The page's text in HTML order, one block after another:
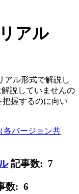
アル
アル形式で解説し
説していませんの
把握するのに向い
各バージョン共
記事数: 7
数: 6